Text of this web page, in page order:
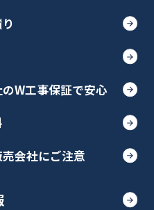
W工事保証で安心
会社にご注意